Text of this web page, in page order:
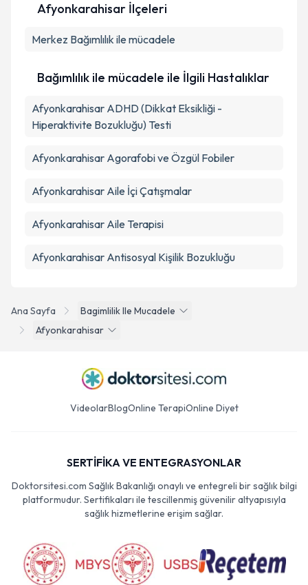
Metni'ni okudum ve kişisel verilerimin belirtilen
Ana Sayfa
Bagimlilik Ile Mucadele
Afyonkarahisar
Afyonkarahisar İlçeleri
Merkez Bağımlılık ile mücadele
Bağımlılık ile mücadele ile İlgili Hastalıklar
Afyonkarahisar ADHD (Dikkat Eksikliği -
Hiperaktivite Bozukluğu) Testi
Afyonkarahisar Agorafobi ve Özgül Fobiler
Afyonkarahisar Aile İçi Çatışmalar
Afyonkarahisar Aile Terapisi
Afyonkarahisar Antisosyal Kişilik Bozukluğu
VideolarBlogOnline TerapiOnline Diyet
SERTİFİKA VE ENTEGRASYONLAR
Doktorsitesi.com Sağlık Bakanlığı onaylı ve entegreli bir sağlık bilgi
platformudur. Sertifikaları ile tescillenmiş güvenilir altyapısıyla
sağlık hizmetlerine erişim sağlar.